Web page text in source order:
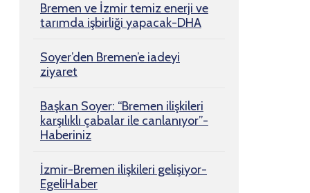
Bremen ve İzmir temiz enerji ve
tarımda işbirliği yapacak-DHA
Soyer’den Bremen’e iadeyi
ziyaret
Başkan Soyer: “Bremen ilişkileri
karşılıklı çabalar ile canlanıyor”-
Haberiniz
İzmir-Bremen ilişkileri gelişiyor-
EgeliHaber